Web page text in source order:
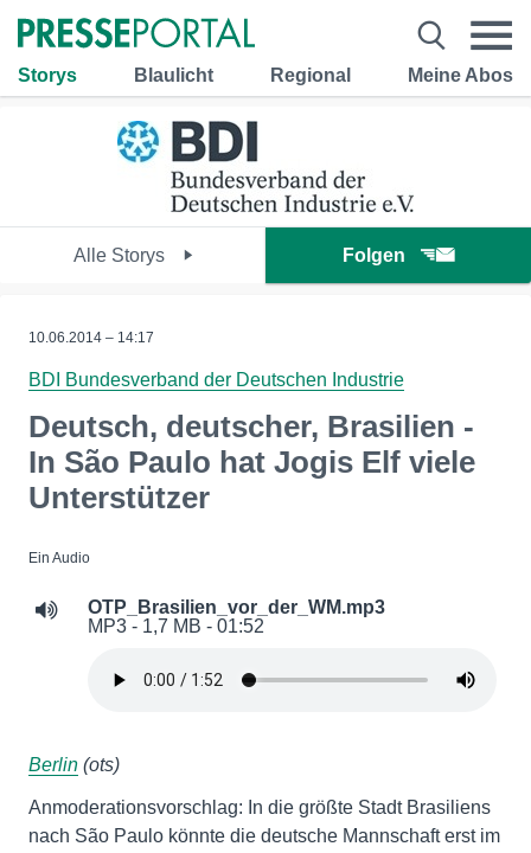
Storys Blaulicht Regional Meine Abos
Alle Storys Folgen
10.06.2014 – 14:17
BDI Bundesverband der Deutschen Industrie
Deutsch, deutscher, Brasilien -
In São Paulo hat Jogis Elf viele
Unterstützer
Ein Audio
OTP_Brasilien_vor_der_WM.mp3
MP3 - 1,7 MB - 01:52
Berlin (ots)
Anmoderationsvorschlag: In die größte Stadt Brasiliens
nach São Paulo könnte die deutsche Mannschaft erst im